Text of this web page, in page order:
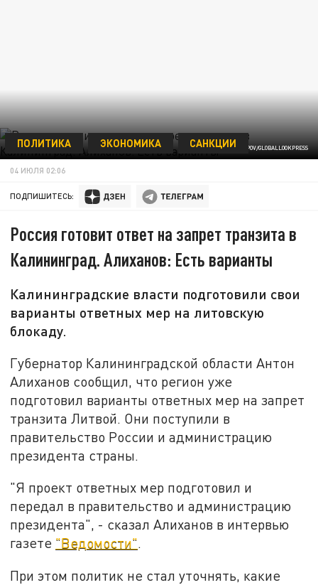
YEVGENY PHILIPPOV/GLOBALLOOKPRESS
ПОЛИТИКА ЭКОНОМИКА САНКЦИИ
04 ИЮЛЯ 02:06
ПОДПИШИТЕСЬ:
Россия готовит ответ на запрет транзита в
Калининград. Алиханов: Есть варианты
Калининградские власти подготовили свои
варианты ответных мер на литовскую
блокаду.
Губернатор Калининградской области Антон
Алиханов сообщил, что регион уже
подготовил варианты ответных мер на запрет
транзита Литвой. Они поступили в
правительство России и администрацию
президента страны.
"Я проект ответных мер подготовил и
передал в правительство и администрацию
президента", - сказал Алиханов в интервью
газете "Ведомости".
При этом политик не стал уточнять, какие